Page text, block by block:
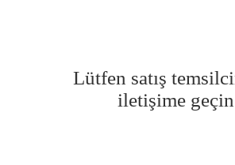
Lütfen satış
iletişime